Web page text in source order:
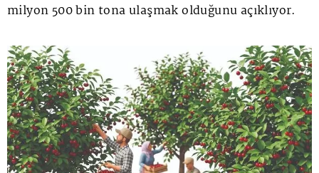
milyon 500 bin tona ulaşmak olduğunu açıklıyor.